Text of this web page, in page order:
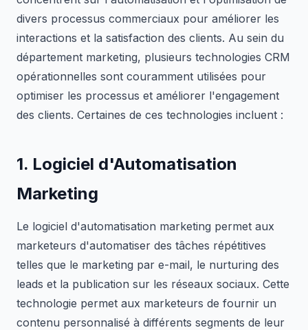
divers processus commerciaux pour améliorer les
interactions et la satisfaction des clients. Au sein du
département marketing, plusieurs technologies CRM
opérationnelles sont couramment utilisées pour
optimiser les processus et améliorer l'engagement
des clients. Certaines de ces technologies incluent :
1. Logiciel d'Automatisation
Marketing
Le logiciel d'automatisation marketing permet aux
marketeurs d'automatiser des tâches répétitives
telles que le marketing par e-mail, le nurturing des
leads et la publication sur les réseaux sociaux. Cette
technologie permet aux marketeurs de fournir un
contenu personnalisé à différents segments de leur